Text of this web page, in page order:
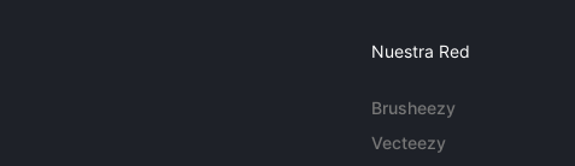
Nuestra Red
Brusheezy
Vecteezy